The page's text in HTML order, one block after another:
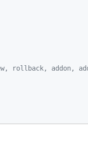
rollback, addon,